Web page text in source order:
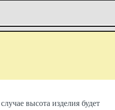
высота изделия будет